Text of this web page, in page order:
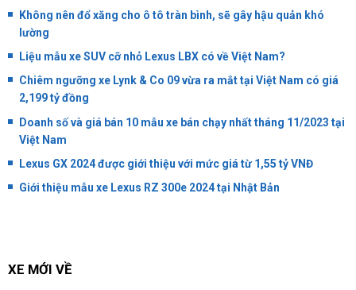
Không nên đổ xăng cho ô tô tràn bình, sẽ gây hậu quản khó
lường
Liệu mẫu xe SUV cỡ nhỏ Lexus LBX có về Việt Nam?
Chiêm ngưỡng xe Lynk & Co 09 vừa ra mắt tại Việt Nam có giá
2,199 tỷ đồng
Doanh số và giá bán 10 mẫu xe bán chạy nhất tháng 11/2023 tại
Việt Nam
Lexus GX 2024 được giới thiệu với mức giá từ 1,55 tỷ VNĐ
Giới thiệu mẫu xe Lexus RZ 300e 2024 tại Nhật Bản
XE MỚI VỀ